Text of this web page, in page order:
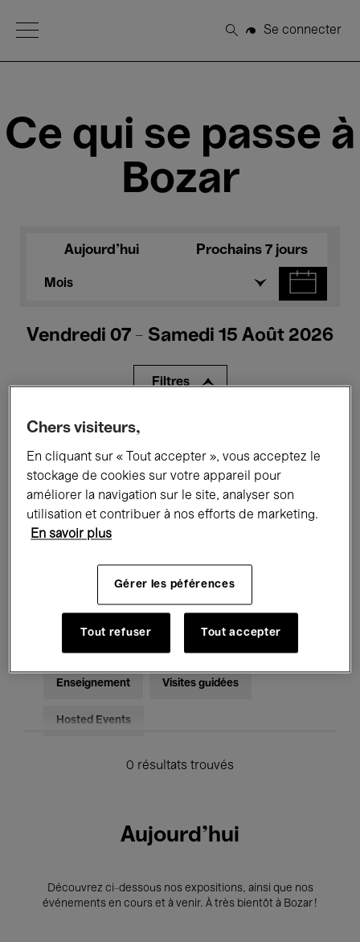
Open Menu
Rechercher
Se connecter
Ce qui se passe à
Bozar
Aujourd'hui Prochains 7 jours
Mois
Vendredi 07 - Samedi 15 Août 2026
Filtres
Tous les événements
Expositions Films Performances
Rencontres & Débats Jazz
Musique électronique
Enseignement Visites guidées
Hosted Events
0 résultats trouvés
Aujourd'hui
Découvrez ci-dessous nos expositions, ainsi que nos
événements en cours et à venir. À très bientôt à Bozar !
Chers visiteurs,
En cliquant sur « Tout accepter », vous acceptez le
stockage de cookies sur votre appareil pour
améliorer la navigation sur le site, analyser son
utilisation et contribuer à nos efforts de marketing.
En savoir plus
Gérer les péférences
Tout refuser Tout accepter